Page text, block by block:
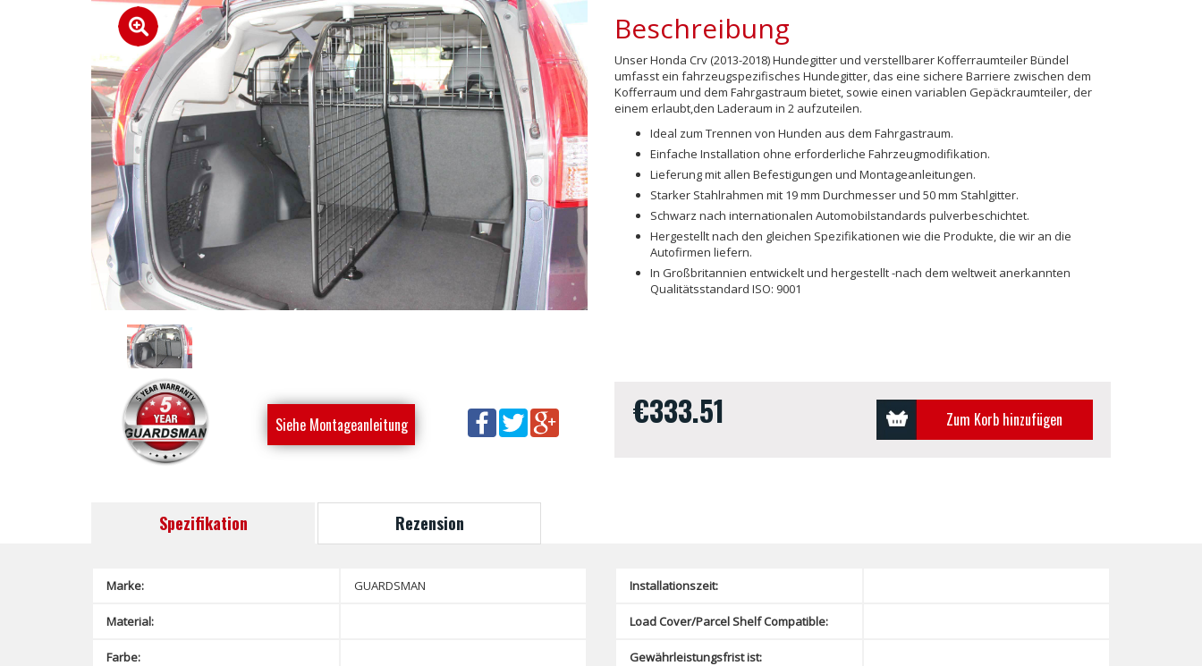
Beschreibung
Unser Honda Crv (2013-2018) Hundegitter und verstellbarer Kofferraumteiler Bündel
umfasst ein fahrzeugspezifisches Hundegitter, das eine sichere Barriere zwischen dem
Kofferraum und dem Fahrgastraum bietet, sowie einen variablen Gepäckraumteiler, der
einem erlaubt,den Laderaum in 2 aufzuteilen.
Ideal zum Trennen von Hunden aus dem Fahrgastraum.
Einfache Installation ohne erforderliche Fahrzeugmodifikation.
Lieferung mit allen Befestigungen und Montageanleitungen.
Starker Stahlrahmen mit 19 mm Durchmesser und 50 mm Stahlgitter.
Schwarz nach internationalen Automobilstandards pulverbeschichtet.
Hergestellt nach den gleichen Spezifikationen wie die Produkte, die wir an die
Autofirmen liefern.
In Großbritannien entwickelt und hergestellt -nach dem weltweit anerkannten
Qualitätsstandard ISO: 9001
Siehe Montageanleitung €333.51 Zum Korb hinzufügen
Spezifikation Rezension
Marke: GUARDSMAN
Material:
Farbe:
Installationszeit:
Load Cover/Parcel Shelf Compatible:
Gewährleistungsfrist ist: